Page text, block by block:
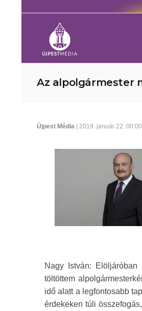
Az alpolgármester
Újpest Média | 2019. január 22. 00:00
Nagy István:
töltöttem
idő alatt a legfontosabb
érdekeken túli